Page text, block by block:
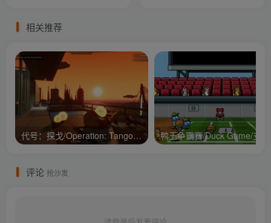
相关推荐
代号：探戈/Operation: Tango/支持网络联机
评论 抢沙发